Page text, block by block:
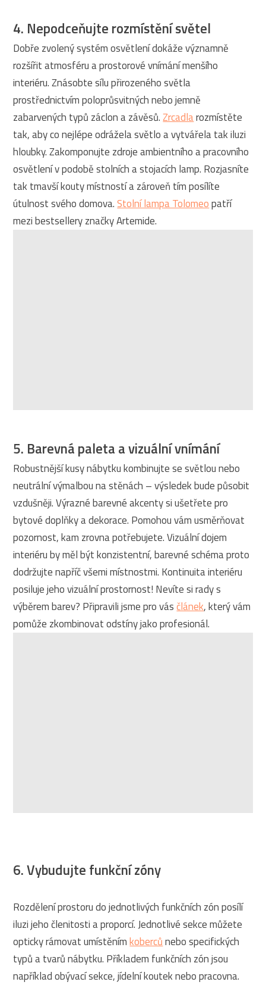
4. Nepodceňujte rozmístění světel
Dobře zvolený systém osvětlení dokáže významně
rozšířit atmosféru a prostorové vnímání menšího
interiéru. Znásobte sílu přirozeného světla
prostřednictvím poloprůsvitných nebo jemně
zabarvených typů záclon a závěsů.Zrcadlarozmístěte
tak, aby co nejlépe odrážela světlo a vytvářela tak iluzi
hloubky. Zakomponujte zdroje ambientního a pracovního
osvětlení v podobě stolních a stojacích lamp. Rozjasníte
tak tmavší kouty místností a zároveň tím posílíte
útulnost svého domova.Stolní lampa Tolomeopatří
mezi bestsellery značky Artemide.
5. Barevná paleta a vizuální vnímání
Robustnější kusy nábytku kombinujte se světlou nebo
neutrální výmalbou na stěnách – výsledek bude působit
vzdušněji. Výrazné barevné akcenty si ušetřete pro
bytové doplňky a dekorace. Pomohou vám usměrňovat
pozornost, kam zrovna potřebujete. Vizuální dojem
interiéru by měl být konzistentní, barevné schéma proto
dodržujte napříč všemi místnostmi. Kontinuita interiéru
posiluje jeho vizuální prostornost! Nevíte si rady s
výběrem barev? Připravili jsme pro vás článek, který vám
pomůže zkombinovat odstíny jako profesionál.
6. Vybudujte funkční zóny
Rozdělení prostoru do jednotlivých funkčních zón posílí
iluzi jeho členitosti a proporcí. Jednotlivé sekce můžete
opticky rámovat umístěnímkobercůnebo specifických
typů a tvarů nábytku. Příkladem funkčních zón jsou
například obývací sekce, jídelní koutek nebo pracovna.